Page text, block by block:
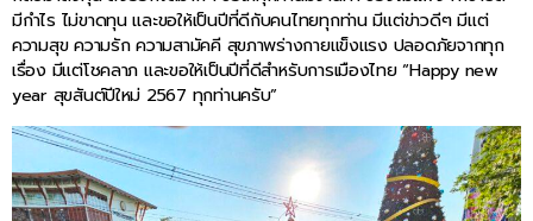
มีกำไร ไม่ขาดทุน และขอให้เป็นปีที่ดีกับคนไทยทุกท่าน มีแต่ข่าวดีๆ มีแต่
ความสุข ความรัก ความสามัคคี สุขภาพร่างกายแข็งแรง ปลอดภัยจากทุก
เรื่อง มีแต่โชคลาภ และขอให้เป็นปีที่ดีสำหรับการเมืองไทย “Happy new
year สุขสันต์ปีใหม่ 2567 ทุกท่านครับ”